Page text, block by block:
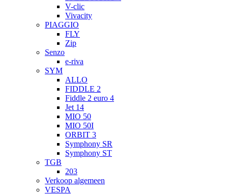
V-clic
Vivacity
PIAGGIO
FLY
Zip
Senzo
e-riva
SYM
ALLO
FIDDLE 2
Fiddle 2 euro 4
Jet 14
MIO 50
MIO 50I
ORBIT 3
Symphony SR
Symphony ST
TGB
203
Verkoop algemeen
VESPA